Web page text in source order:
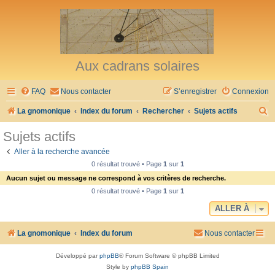
Aux cadrans solaires
FAQ Nous contacter Connexion
S’enregistrer
La gnomonique Index du forum Rechercher Sujets actifs
h
Sujets actifs
Aller à la recherche avancée
0 résultat trouvé • Page 1sur 1
Aucun sujet ou message ne correspond à vos critères de recherche.
0 résultat trouvé • Page 1sur 1
ALLER À
La gnomonique Index du forum Nous contacter
Développé parphpBB® Forum Software © phpBB Limited
Style by phpBB Spain